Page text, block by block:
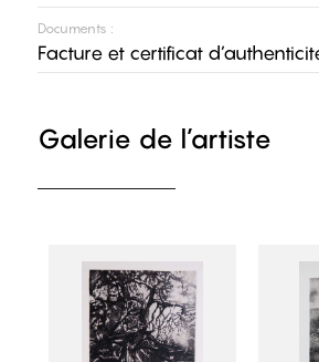
Documents :
Facture et certificat
Galerie de l’artiste